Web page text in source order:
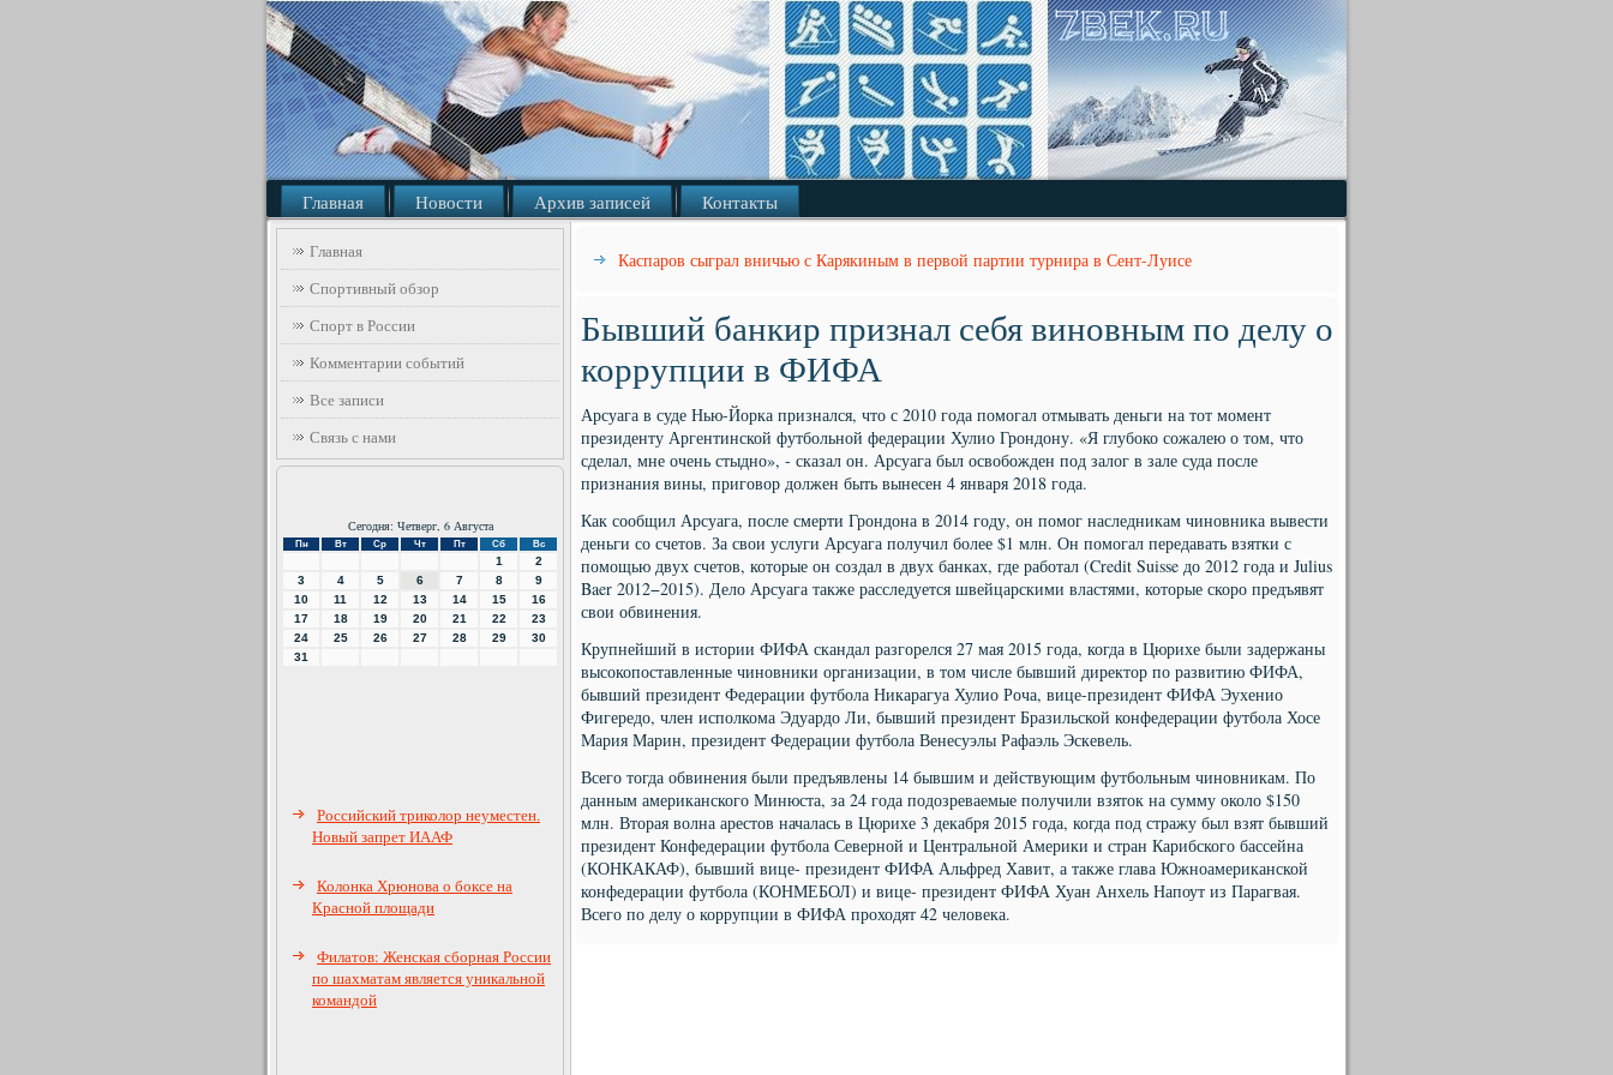
Главная Новости Архив записей Контакты
Главная
Спортивный обзор
Спорт в России
Комментарии событий
Все записи
Связь с нами
Сегодня: Четверг, 6 Августа
Пн Вт Ср Чт Пт Сб Вс
1
2
3
4 5 6 7 8
9
10
11 12 13 14 15
16
17
18 19 20 21 22
23
24
25 26 27 28 29
30
31
Российский триколор неуместен.
Новый запрет ИААФ
Колонка Хрюнова о боксе на
Красной площади
Филатов: Женская сборная России
по шахматам является уникальной
командой
Каспаров сыграл вничью с Карякиным в первой партии турнира в Сент-Луисе
Бывший банкир признал себя виновным по делу о
коррупции в ФИФА
Арсуага в суде Нью-Йорка признался, что с 2010 года помогал отмывать деньги на тот момент
президенту Аргентинской футбольной федерации Хулио Грондону. «Я глубоко сожалею о том, что
сделал, мне очень стыдно», - сказал он. Арсуага был освобожден под залог в зале суда после
признания вины, приговор должен быть вынесен 4 января 2018 года.
Как сообщил Арсуага, после смерти Грондона в 2014 году, он помог наследникам чиновника вывести
деньги со счетов. За свои услуги Арсуага получил более $1 млн. Он помогал передавать взятки с
помощью двух счетов, которые он создал в двух банках, где работал (Credit Suisse до 2012 года и Julius
Baer 2012−2015). Дело Арсуага также расследуется швейцарскими властями, которые скоро предъявят
свои обвинения.
Крупнейший в истории ФИФА скандал разгорелся 27 мая 2015 года, когда в Цюрихе были задержаны
высокопоставленные чиновники организации, в том числе бывший директор по развитию ФИФА,
бывший президент Федерации футбола Никарагуа Хулио Роча, вице-президент ФИФА Эухенио
Фигередо, член исполкома Эдуардо Ли, бывший президент Бразильской конфедерации футбола Хосе
Мария Марин, президент Федерации футбола Венесуэлы Рафаэль Эскевель.
Всего тогда обвинения были предъявлены 14 бывшим и действующим футбольным чиновникам. По
данным американского Минюста, за 24 года подозреваемые получили взяток на сумму около $150
млн. Вторая волна арестов началась в Цюрихе 3 декабря 2015 года, когда под стражу был взят бывший
президент Конфедерации футбола Северной и Центральной Америки и стран Карибского бассейна
(КОНКАКАФ), бывший вице- президент ФИФА Альфред Хавит, а также глава Южноамериканской
конфедерации футбола (КОНМЕБОЛ) и вице- президент ФИФА Хуан Анхель Напоут из Парагвая.
Всего по делу о коррупции в ФИФА проходят 42 человека.